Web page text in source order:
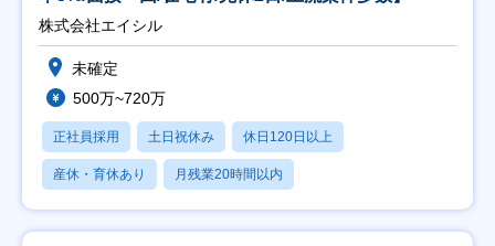
株式会社エイシル
未確定
500万~720万
正社員採用 土日祝休み 休日120日以上
産休・育休あり 月残業20時間以内